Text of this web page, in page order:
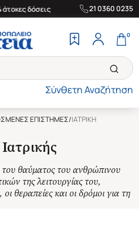
δόσεις Δωρεάν
21 0360 0235
Σύνθετη Αναζήτηση
0
ΕΠΙΣΤΗΜΕΣ/ΙΑΤΡΙΚΗ
θαύματος του ανθρώπινου
της λειτουργίας του,
θεραπείες και οι δρόμοι για τη